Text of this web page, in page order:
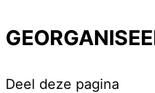
Deel deze pagina